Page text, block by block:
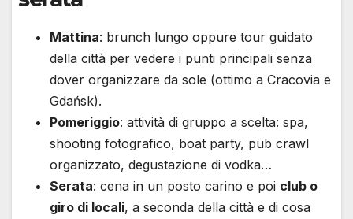
Mattina: brunch lungo oppure tour guidato
della città per vedere i punti principali senza
dover organizzare da sole (ottimo a Cracovia e
Gdańsk).
Pomeriggio: attività di gruppo a scelta: spa,
shooting fotografico, boat party, pub crawl
organizzato, degustazione di vodka…
Serata: cena in un posto carino e poi club o
giro di locali, a seconda della città e di cosa